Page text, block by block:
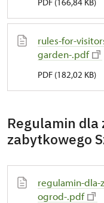
rules-for-
garden-.pdf
PDF (182,02 KB)
Regulamin
zabytkowego
regulamin-dla-
ogrod-.pdf